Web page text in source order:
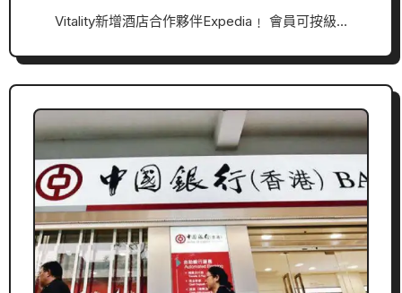
Vitality新增酒店合作夥伴Expedia﹗ 會員可按級…